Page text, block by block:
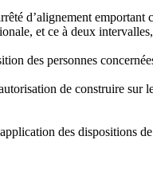
d’alignement emportant
et ce à deux
des personnes
de construire sur
des dispositions